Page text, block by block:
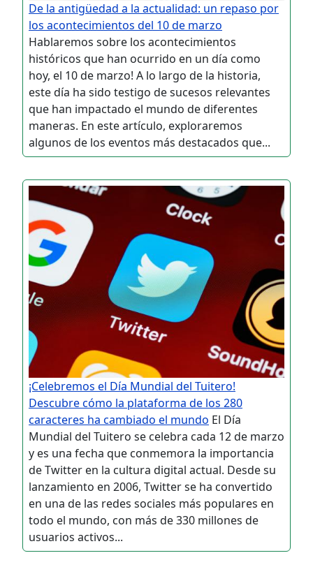
De la antigüedad a la actualidad: un repaso por
los acontecimientos del 10 de marzo
Hablaremos sobre los acontecimientos
históricos que han ocurrido en un día como
hoy, el 10 de marzo! A lo largo de la historia,
este día ha sido testigo de sucesos relevantes
que han impactado el mundo de diferentes
maneras. En este artículo, exploraremos
algunos de los eventos más destacados que...
¡Celebremos el Día Mundial del Tuitero!
Descubre cómo la plataforma de los 280
caracteres ha cambiado el mundo El Día
Mundial del Tuitero se celebra cada 12 de marzo
y es una fecha que conmemora la importancia
de Twitter en la cultura digital actual. Desde su
lanzamiento en 2006, Twitter se ha convertido
en una de las redes sociales más populares en
todo el mundo, con más de 330 millones de
usuarios activos...